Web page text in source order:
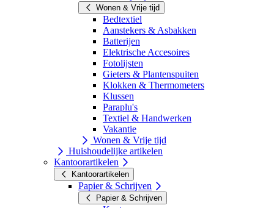
Wonen & Vrije tijd
Bedtextiel
Aanstekers & Asbakken
Batterijen
Elektrische Accesoires
Fotolijsten
Gieters & Plantenspuiten
Klokken & Thermometers
Klussen
Paraplu's
Textiel & Handwerken
Vakantie
Wonen & Vrije tijd
Huishoudelijke artikelen
Kantoorartikelen
Kantoorartikelen
Papier & Schrijven
Papier & Schrijven